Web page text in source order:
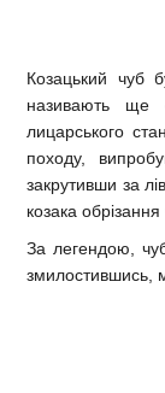
Козацький чуб
називають ще
лицарського
походу,
закрутивши за
козака
За легендою,
змилостившись,